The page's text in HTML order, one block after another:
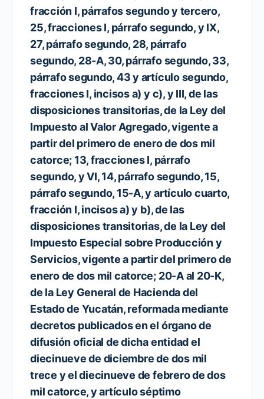
fracción I, párrafos segundo y tercero,
25, fracciones I, párrafo segundo, y IX,
27, párrafo segundo, 28, párrafo
segundo, 28-A, 30, párrafo segundo, 33,
párrafo segundo, 43 y artículo segundo,
fracciones I, incisos a) y c), y III, de las
disposiciones transitorias, de la Ley del
Impuesto al Valor Agregado, vigente a
partir del primero de enero de dos mil
catorce; 13, fracciones I, párrafo
segundo, y VI, 14, párrafo segundo, 15,
párrafo segundo, 15-A, y artículo cuarto,
fracción I, incisos a) y b), de las
disposiciones transitorias, de la Ley del
Impuesto Especial sobre Producción y
Servicios, vigente a partir del primero de
enero de dos mil catorce; 20-A al 20-K,
de la Ley General de Hacienda del
Estado de Yucatán, reformada mediante
decretos publicados en el órgano de
difusión oficial de dicha entidad el
diecinueve de diciembre de dos mil
trece y el diecinueve de febrero de dos
mil catorce, y artículo séptimo